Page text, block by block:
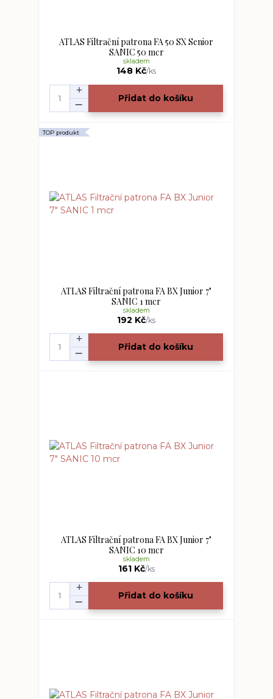
ATLAS Filtrační patrona FA 50 SX Senior
SANIC 50 mcr
148 Kč/ks
skladem
Přidat do košíku
TOP produkt
ATLAS Filtrační patrona FA BX Junior 7"
SANIC 1 mcr
192 Kč/ks
skladem
Přidat do košíku
ATLAS Filtrační patrona FA BX Junior 7"
SANIC 10 mcr
161 Kč/ks
skladem
Přidat do košíku